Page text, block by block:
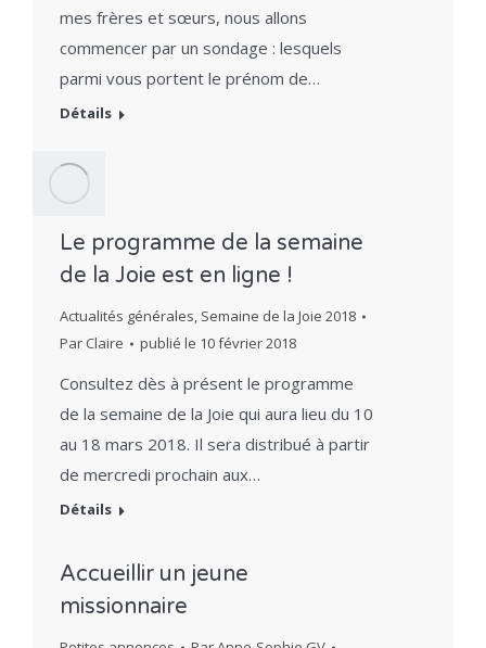
mes frères et sœurs, nous allons
commencer par un sondage : lesquels
parmi vous portent le prénom de…
Détails
Le programme de la semaine
de la Joie est en ligne !
Actualités générales, Semaine de la Joie 2018
Par Claire publié le 10 février 2018
Consultez dès à présent le programme
de la semaine de la Joie qui aura lieu du 10
au 18 mars 2018. Il sera distribué à partir
de mercredi prochain aux…
Détails
Accueillir un jeune
missionnaire